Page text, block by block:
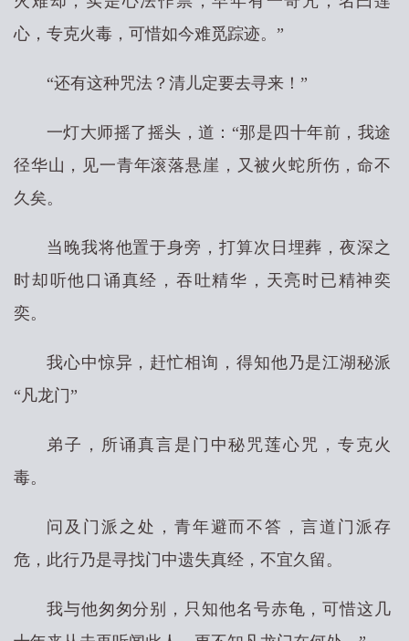
心，专克火毒，可惜如今难觅踪迹。”
“还有这种咒法？清儿定要去寻来！”
一灯大师摇了摇头，道：“那是四十年前，我途
径华山，见一青年滚落悬崖，又被火蛇所伤，命不
久矣。
当晚我将他置于身旁，打算次日埋葬，夜深之
时却听他口诵真经，吞吐精华，天亮时已精神奕
奕。
我心中惊异，赶忙相询，得知他乃是江湖秘派
“凡龙门”
弟子，所诵真言是门中秘咒莲心咒，专克火
毒。
问及门派之处，青年避而不答，言道门派存
危，此行乃是寻找门中遗失真经，不宜久留。
我与他匆匆分别，只知他名号赤龟，可惜这几